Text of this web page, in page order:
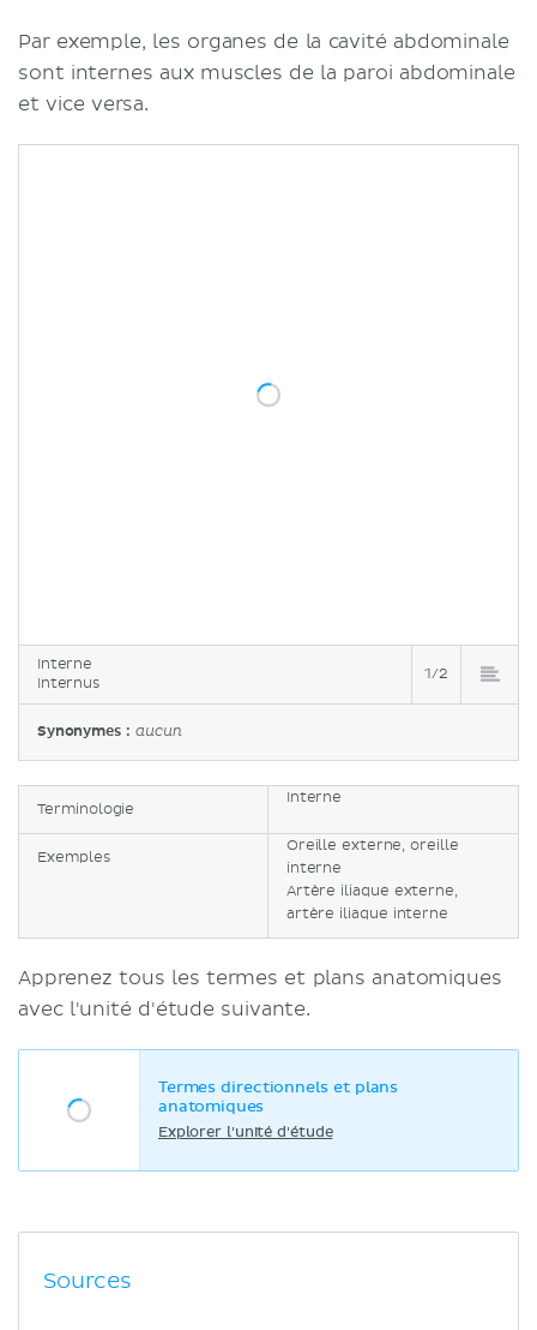
Interne
Internus
1/2
Synonymes :aucun
Par exemple, les organes de la cavité abdominale
sont internes aux muscles de la paroi abdominale
et vice versa.
Terminologie
Interne
Exemples
Oreille externe, oreille
interne
Artère iliaque externe,
artère iliaque interne
Apprenez tous les termes et plans anatomiques
avec l'unité d'étude suivante.
Termes directionnels et plans
anatomiques
Explorer l'unité d'étude
Sources